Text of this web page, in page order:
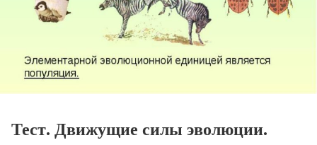
Тест. Движущие силы эволюции.